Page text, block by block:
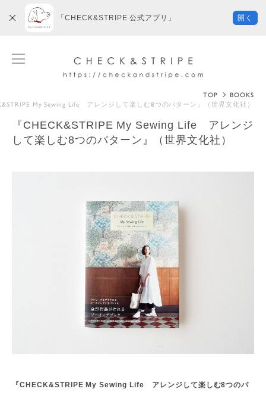
TOP
BOOKS
My Sewing Life アレンジして楽しむ8つのパターン』（世界文化社）
『CHECK&STRIPE My Sewing Life アレンジ
して楽しむ8つのパターン』（世界文化社）
『CHECK&STRIPE My Sewing Life アレンジして楽しむ8つのパ
「CHECK&STRIPE 公式アプリ」 開く